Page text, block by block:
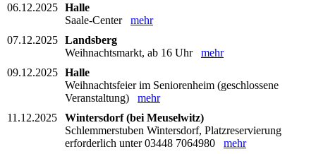
06.12.2025 Halle
Saale-Center mehr
07.12.2025 Landsberg
Weihnachtsmarkt, ab 16 Uhr mehr
09.12.2025 Halle
Weihnachtsfeier im Seniorenheim (geschlossene
Veranstaltung) mehr
11.12.2025
Wintersdorf (bei Meuselwitz)
Schlemmerstuben Wintersdorf, Platzreservierung
erforderlich unter 03448 7064980 mehr